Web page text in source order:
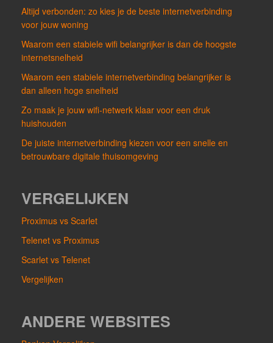
Altijd verbonden: zo kies je de beste internetverbinding
voor jouw woning
Waarom een stabiele wifi belangrijker is dan de hoogste
internetsnelheid
Waarom een stabiele internetverbinding belangrijker is
dan alleen hoge snelheid
Zo maak je jouw wifi-netwerk klaar voor een druk
huishouden
De juiste internetverbinding kiezen voor een snelle en
betrouwbare digitale thuisomgeving
VERGELIJKEN
Proximus vs Scarlet
Telenet vs Proximus
Scarlet vs Telenet
Vergelijken
ANDERE WEBSITES